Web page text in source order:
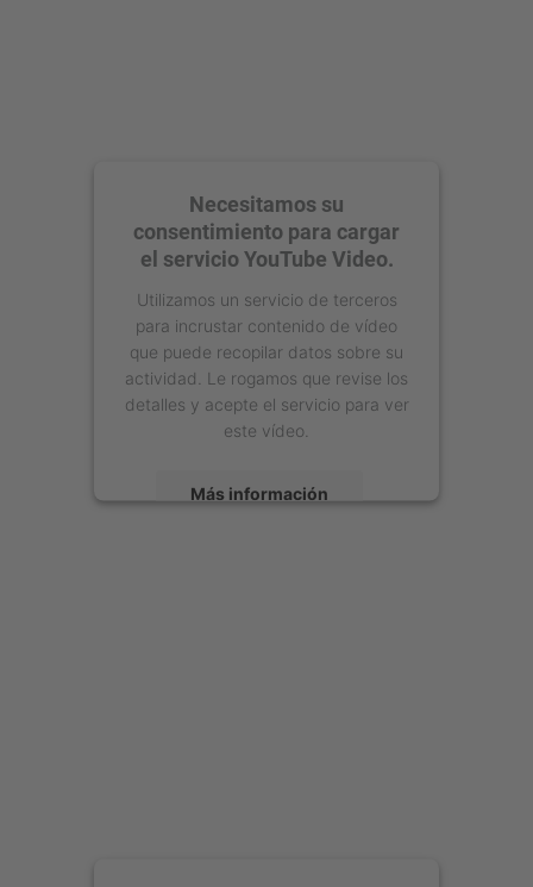
Necesitamos su
consentimiento para cargar
el servicio YouTube Video.
Utilizamos un servicio de terceros
para incrustar contenido de vídeo
que puede recopilar datos sobre su
actividad. Le rogamos que revise los
detalles y acepte el servicio para ver
este vídeo.
Más información